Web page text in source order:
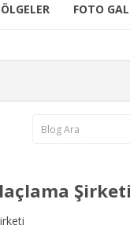
FOTO
Şirketi